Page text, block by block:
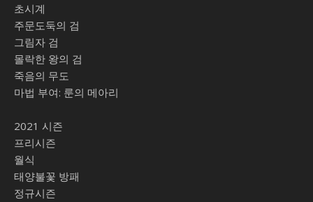
초시계
주문도둑의 검
그림자 검
몰락한 왕의 검
죽음의 무도
마법 부여: 룬의 메아리
2021 시즌
프리시즌
월식
태양불꽃 방패
정규시즌